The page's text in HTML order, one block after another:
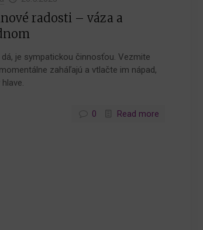
radosti – váza a
je sympatickou činnosťou. Vezmite
zaháľajú a vtlačte im nápad,
0 Read more